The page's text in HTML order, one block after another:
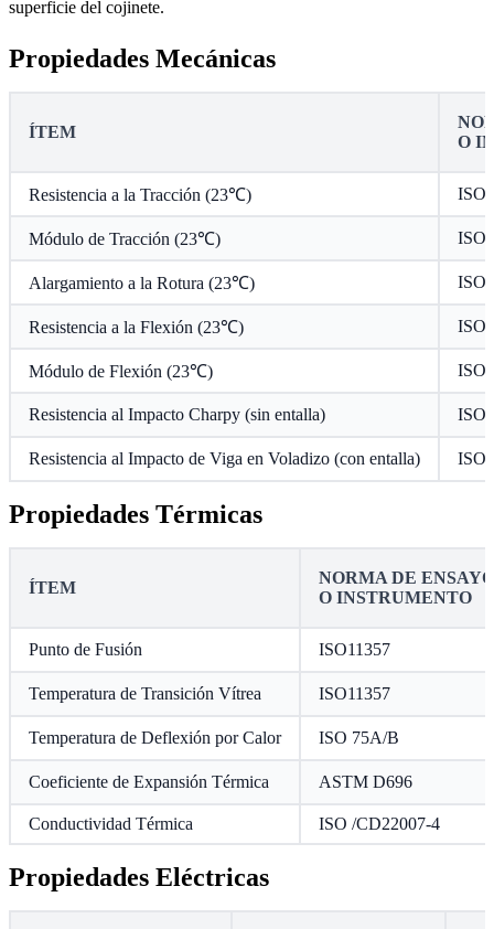
superficie del cojinete.
Propiedades Mecánicas
ÍTEM
O
Resistencia a la Tracción (23℃) ISO
Módulo de Tracción (23℃) ISO
Alargamiento a la Rotura (23℃) ISO
Resistencia a la Flexión (23℃) ISO
Módulo de Flexión (23℃) ISO
Resistencia al Impacto Charpy (sin entalla) ISO
Resistencia al Impacto de Viga en Voladizo (con entalla) ISO
Propiedades Térmicas
ÍTEM
NORMA DE ENSAYO
O INSTRUMENTO
Punto de Fusión ISO11357
Temperatura de Transición Vítrea ISO11357
Temperatura de Deflexión por Calor ISO 75A/B
Coeficiente de Expansión Térmica ASTM D696
Conductividad Térmica ISO /CD22007-4
Propiedades Eléctricas